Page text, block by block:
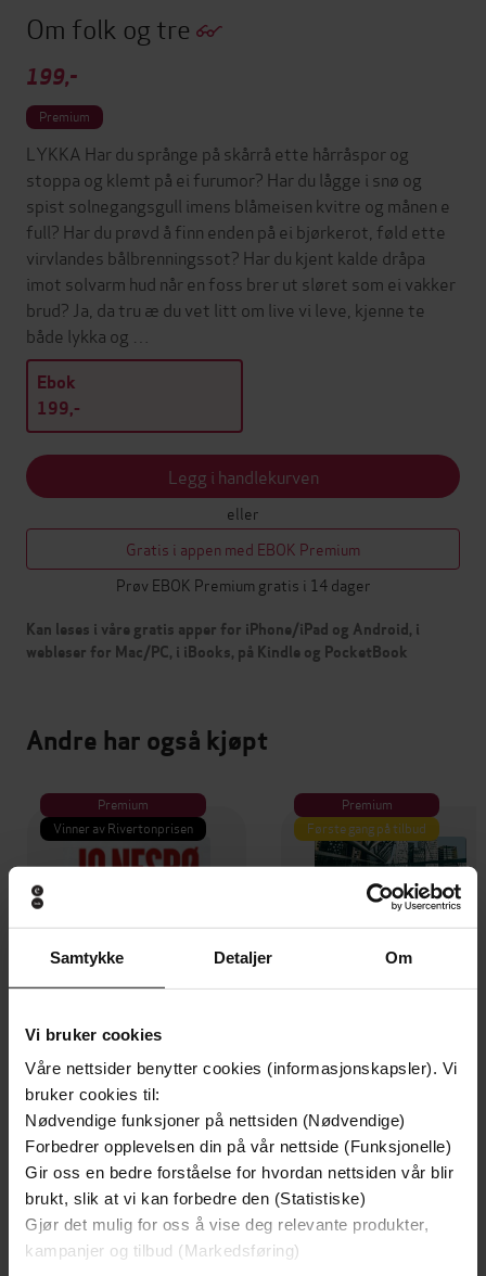
Samtykke Detaljer Om
Vi bruker cookies
Våre nettsider benytter cookies (informasjonskapsler). Vi
bruker cookies til:
Nødvendige funksjoner på nettsiden (Nødvendige)
Forbedrer opplevelsen din på vår nettside (Funksjonelle)
Gir oss en bedre forståelse for hvordan nettsiden vår blir
brukt, slik at vi kan forbedre den (Statistiske)
Gjør det mulig for oss å vise deg relevante produkter,
kampanjer og tilbud (Markedsføring)
Om folk og tre
199,-
Premium
LYKKA Har du språnge på skårrå ette hårråspor og
stoppa og klemt på ei furumor? Har du lågge i snø og
spist solnegangsgull imens blåmeisen kvitre og månen e
full? Har du prøvd å finn enden på ei bjørkerot, føld ette
virvlandes bålbrenningssot? Har du kjent kalde dråpa
imot solvarm hud når en foss brer ut sløret som ei vakker
brud? Ja, da tru æ du vet litt om live vi leve, kjenne te
både lykka og …
Ebok
199,-
Legg i handlekurven
eller
Gratis i appen med EBOK Premium
Prøv EBOK Premium gratis i 14 dager
Kan leses i våre gratis apper for iPhone/iPad og Android, i
webleser for Mac/PC, i iBooks, på Kindle og PocketBook
Andre har også kjøpt
Premium
Vinner av Rivertonprisen
199,-
Minnesota
Jo Nesbø
Premium
Første gang på tilbud
349,-
Utskudd
Jørn Lier Horst